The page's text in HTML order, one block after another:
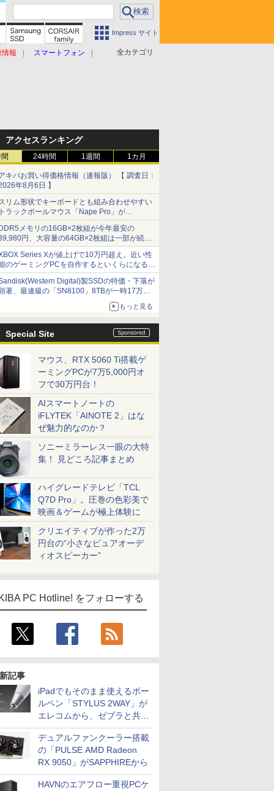
Impress サイト
全カテゴリ
情報 スマートフォン
アクセスランキング
24時間 1週間 1カ月
キバお買い得価格情報（速報版） 【 調査日：
年8月6日 】
リム形状でキーボードとも組み合わせやすい
ラックボールマウス「Nape Pro」が
から
メモリの16GB×2枚組が今年最安の
円、大容量の64GB×2枚組は一部が続騰
月前半のメモリ価格]
Series Xが値上げで10万円超え。近い性
のゲーミングPCを自作するといくらになる？
石田賀津男の『酒の肴にPCゲーム』】
Digital)製SSDの特価・下落が
著、最速級の「SN8100」8TBが一時17万円
もっと見る
Special Site
マウス、RTX 5060 Ti搭載ゲ
ーミングPCが7万5,000円オ
フで30万円台！
AIスマートノートの
iFLYTEK「AINOTE 2」はな
ぜ魅力的なのか？
ソニーミラーレス一眼の大特
集！ 見どころ記事まとめ
ハイグレードテレビ「TCL
Q7D Pro」。圧巻の色彩美で
映画＆ゲームが極上体験に
クリエイティブが作った2万
円台の“小さなピュアオーデ
ィオスピーカー”
PC Hotline! をフォローする
記事
iPadでもそのまま使えるボー
ルペン「STYLUS 2WAY」が
エレコムから、ゼブラと共同
開発
デュアルファンクーラー搭載
の「PULSE AMD Radeon
RX 9050」がSAPPHIREから
HAVNのエアフロー重視PCケ